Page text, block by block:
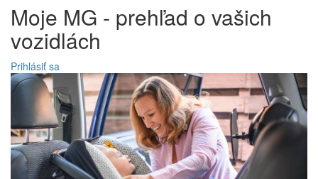
Moje MG - prehľad o vašich
vozidlách
Prihlásiť sa